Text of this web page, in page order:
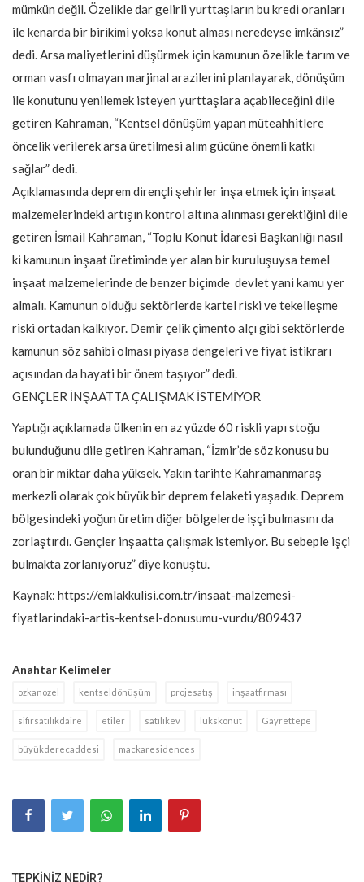
mümkün değil. Özelikle dar gelirli yurttaşların bu kredi oranları
ile kenarda bir birikimi yoksa konut alması neredeyse imkânsız”
dedi. Arsa maliyetlerini düşürmek için kamunun özelikle tarım ve
orman vasfı olmayan marjinal arazilerini planlayarak, dönüşüm
ile konutunu yenilemek isteyen yurttaşlara açabileceğini dile
getiren Kahraman, “Kentsel dönüşüm yapan müteahhitlere
öncelik verilerek arsa üretilmesi alım gücüne önemli katkı
sağlar” dedi.
Açıklamasında deprem dirençli şehirler inşa etmek için inşaat
malzemelerindeki artışın kontrol altına alınması gerektiğini dile
getiren İsmail Kahraman, “Toplu Konut İdaresi Başkanlığı nasıl
ki kamunun inşaat üretiminde yer alan bir kuruluşuysa temel
inşaat malzemelerinde de benzer biçimde devlet yani kamu yer
almalı. Kamunun olduğu sektörlerde kartel riski ve tekelleşme
riski ortadan kalkıyor. Demir çelik çimento alçı gibi sektörlerde
kamunun söz sahibi olması piyasa dengeleri ve fiyat istikrarı
açısından da hayati bir önem taşıyor” dedi.
GENÇLER İNŞAATTA ÇALIŞMAK İSTEMİYOR
Yaptığı açıklamada ülkenin en az yüzde 60 riskli yapı stoğu
bulunduğunu dile getiren Kahraman, “İzmir’de söz konusu bu
oran bir miktar daha yüksek. Yakın tarihte Kahramanmaraş
merkezli olarak çok büyük bir deprem felaketi yaşadık. Deprem
bölgesindeki yoğun üretim diğer bölgelerde işçi bulmasını da
zorlaştırdı. Gençler inşaatta çalışmak istemiyor. Bu sebeple işçi
bulmakta zorlanıyoruz” diye konuştu.
Kaynak: https://emlakkulisi.com.tr/insaat-malzemesi-
fiyatlarindaki-artis-kentsel-donusumu-vurdu/809437
Anahtar Kelimeler
ozkanozel kentseldönüşüm projesatış inşaatfirması
sifirsatılıkdaire etiler satılıkev lükskonut Gayrettepe
büyükderecaddesi mackaresidences
TEPKINIZ NEDIR?